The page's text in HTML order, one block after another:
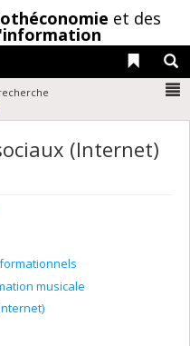
et des
Liens
(Internet)
musicale